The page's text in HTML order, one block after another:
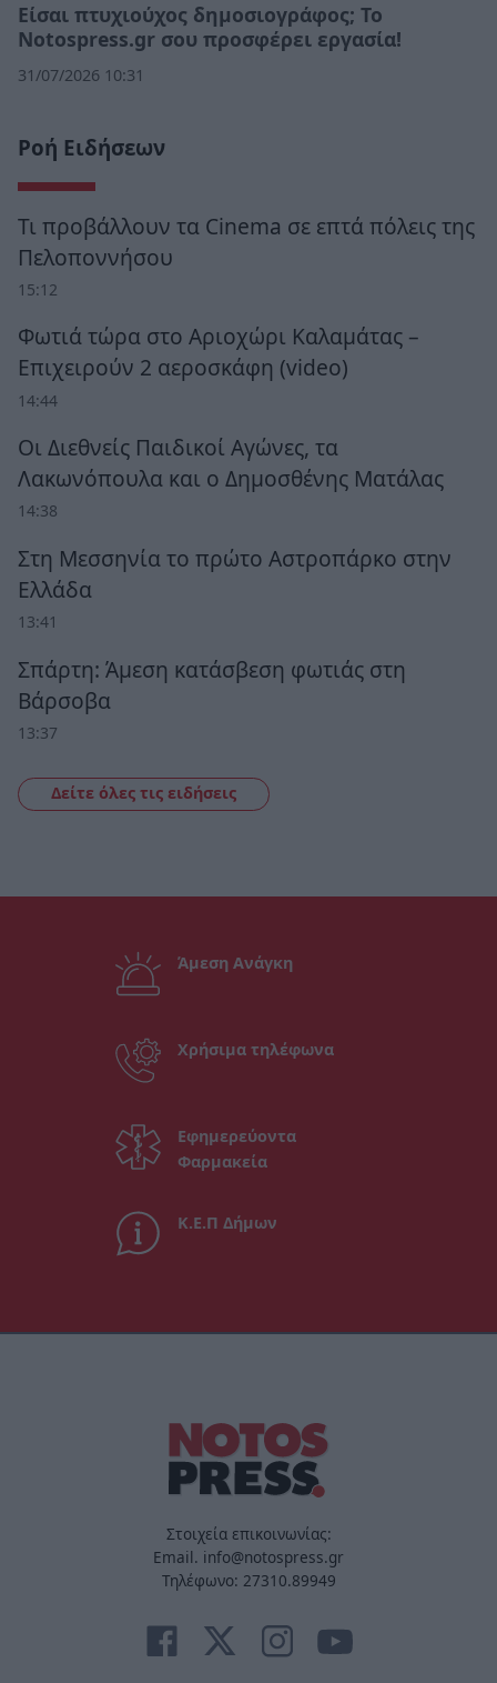
Eίσαι πτυχιούχος δημοσιογράφος; Το
Notospress.gr σου προσφέρει εργασία!
31/07/2026 10:31
Ροή Ειδήσεων
Τι προβάλλουν τα Cinema σε επτά πόλεις της
Πελοποννήσου
15:12
Φωτιά τώρα στο Αριοχώρι Καλαμάτας –
Επιχειρούν 2 αεροσκάφη (video)
14:44
Οι Διεθνείς Παιδικοί Αγώνες, τα
Λακωνόπουλα και ο Δημοσθένης Ματάλας
14:38
Στη Μεσσηνία το πρώτο Αστροπάρκο στην
Ελλάδα
13:41
Σπάρτη: Άμεση κατάσβεση φωτιάς στη
Βάρσοβα
13:37
Δείτε όλες τις ειδήσεις
Άμεση Ανάγκη
Χρήσιμα τηλέφωνα
Εφημερεύοντα
Φαρμακεία
Κ.Ε.Π Δήμων
Στοιχεία επικοινωνίας:
Email. info@notospress.gr
Τηλέφωνο: 27310.89949